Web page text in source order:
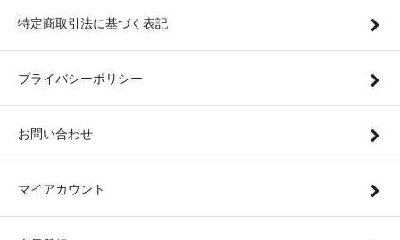
特定商取引法に基づく表記
プライバシーポリシー
お問い合わせ
マイアカウント